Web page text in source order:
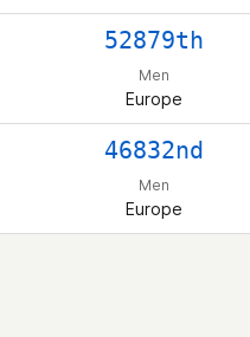
52879th
Men
Europe
46832nd
Men
Europe